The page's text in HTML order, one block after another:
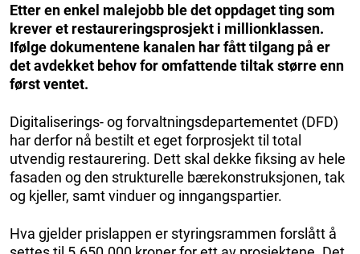
Etter en enkel malejobb ble det oppdaget ting som
krever et restaureringsprosjekt i millionklassen.
Ifølge dokumentene kanalen har fått tilgang på er
det avdekket behov for omfattende tiltak større enn
først ventet.
Digitaliserings- og forvaltningsdepartementet (DFD)
har derfor nå bestilt et eget forprosjekt til total
utvendig restaurering. Dett skal dekke fiksing av hele
fasaden og den strukturelle bærekonstruksjonen, tak
og kjeller, samt vinduer og inngangspartier.
Hva gjelder prislappen er styringsrammen forslått å